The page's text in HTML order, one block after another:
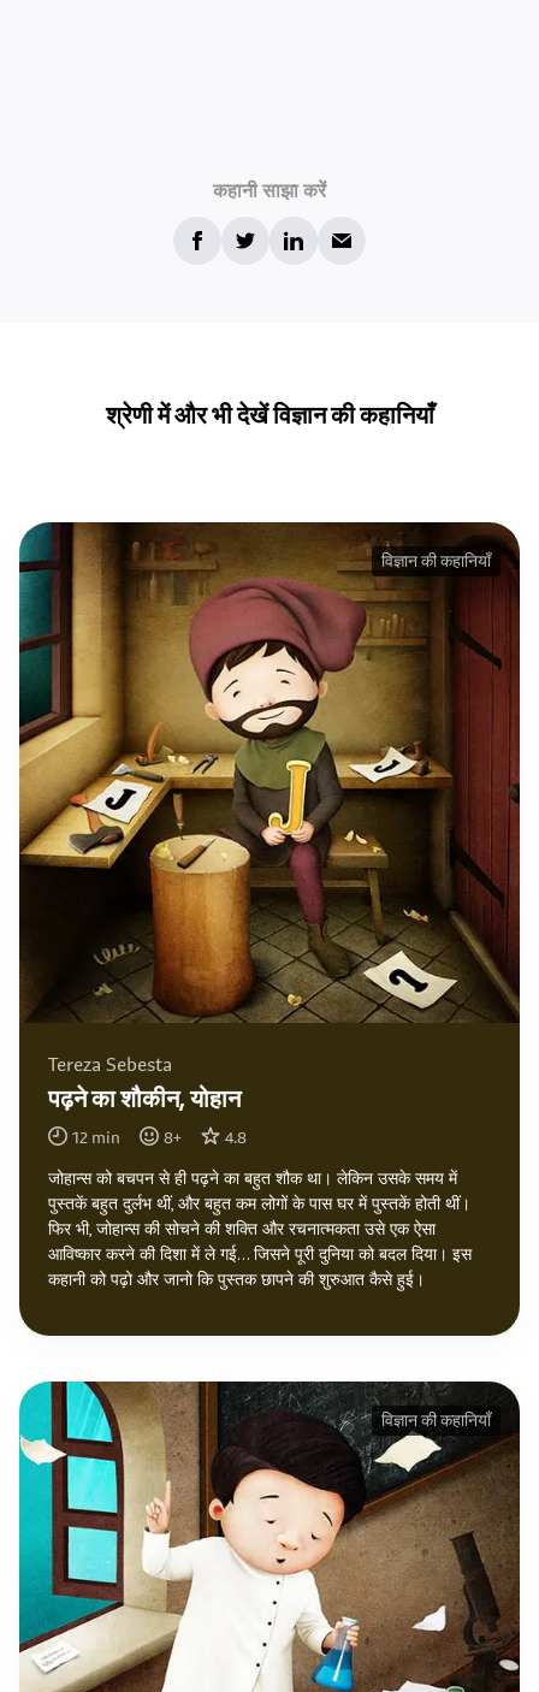
कहानी साझा करें
श्रेणी में और भी देखें विज्ञान की कहानियाँ
विज्ञान की कहानियाँ
Tereza Sebesta
पढ़ने का शौकीन, योहान
12 min 8+ 4.8
जोहान्स को बचपन से ही पढ़ने का बहुत शौक था। लेकिन उसके समय में
पुस्तकें बहुत दुर्लभ थीं, और बहुत कम लोगों के पास घर में पुस्तकें होती थीं।
फिर भी, जोहान्स की सोचने की शक्ति और रचनात्मकता उसे एक ऐसा
आविष्कार करने की दिशा में ले गई… जिसने पूरी दुनिया को बदल दिया। इस
कहानी को पढ़ो और जानो कि पुस्तक छापने की शुरुआत कैसे हुई।
विज्ञान की कहानियाँ